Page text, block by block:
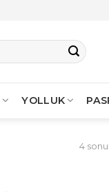
YOLLUK
4